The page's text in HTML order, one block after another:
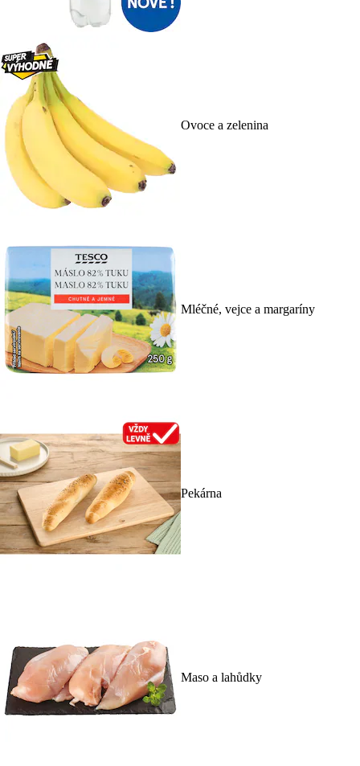
Ovoce a zelenina
Mléčné, vejce a margaríny
Pekárna
Maso a lahůdky